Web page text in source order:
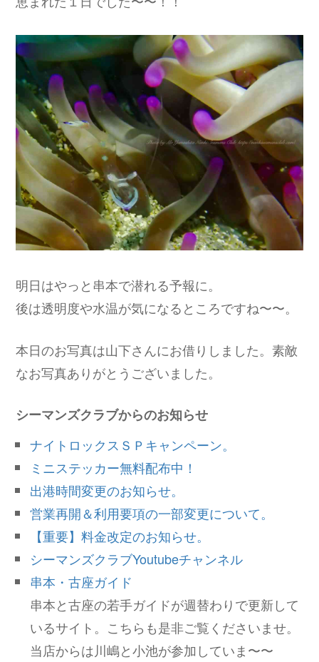
明日はやっと串本で潜れる予報に。
後は透明度や水温が気になるところですね〜〜。
本日のお写真は山下さんにお借りしました。素敵
なお写真ありがとうございました。
シーマンズクラブからのお知らせ
ナイトロックスＳＰキャンペーン。
ミニステッカー無料配布中！
出港時間変更のお知らせ。
営業再開＆利用要項の一部変更について。
【重要】料金改定のお知らせ。
シーマンズクラブYoutubeチャンネル
串本・古座ガイド
串本と古座の若手ガイドが週替わりで更新して
いるサイト。こちらも是非ご覧くださいませ。
当店からは川嶋と小池が参加していま〜〜